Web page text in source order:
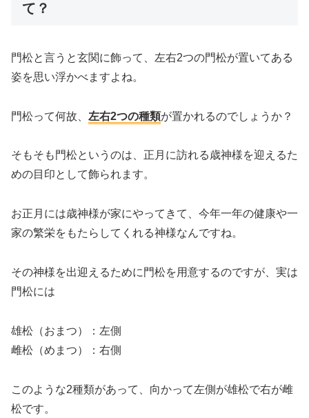
て？
門松と言うと玄関に飾って、左右2つの門松が置いてある
姿を思い浮かべますよね。
門松って何故、 左右2つの種類が置かれるのでしょうか？
そもそも門松というのは、正月に訪れる歳神様を迎えるた
めの目印として飾られます。
お正月には歳神様が家にやってきて、今年一年の健康や一
家の繁栄をもたらしてくれる神様なんですね。
その神様を出迎えるために門松を用意するのですが、実は
門松には
雄松（おまつ）：左側
雌松（めまつ）：右側
このような2種類があって、向かって左側が雄松で右が雌
松です。